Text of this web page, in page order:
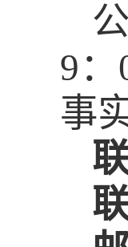
9 ：
事